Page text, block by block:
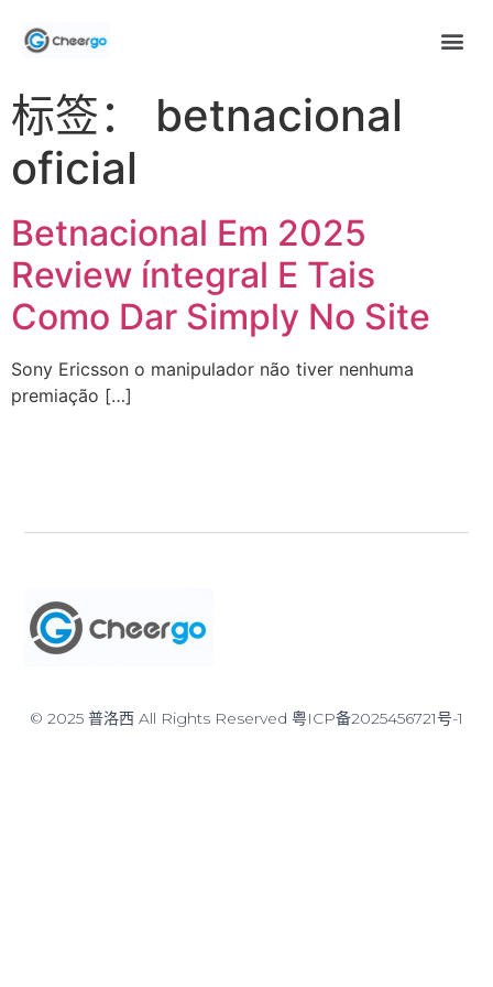
标签： betnacional
oficial
Betnacional Em 2025
Review íntegral E Tais
Como Dar Simply No Site
Sony Ericsson o manipulador não tiver nenhuma
premiação […]
© 2025 普洛西 All Rights Reserved 粤ICP备2025456721号-1